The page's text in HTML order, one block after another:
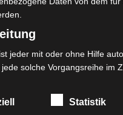
jeder mit oder ohne Hilfe
solche Vorgangsreihe im
Speicherung, die
die Verwendung, dieStatistik